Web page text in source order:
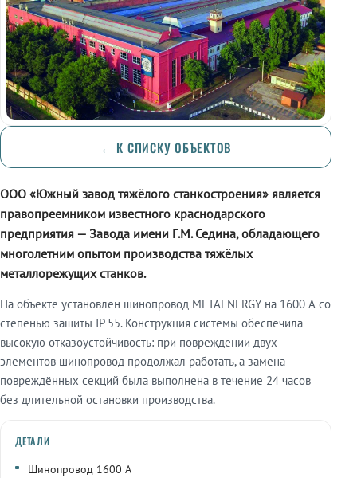
← К СПИСКУ ОБЪЕКТОВ
ООО «Южный завод тяжёлого станкостроения» является
правопреемником известного краснодарского
предприятия — Завода имени Г.М. Седина, обладающего
многолетним опытом производства тяжёлых
металлорежущих станков.
На объекте установлен шинопровод METAENERGY на 1600 А со
степенью защиты IP 55. Конструкция системы обеспечила
высокую отказоустойчивость: при повреждении двух
элементов шинопровод продолжал работать, а замена
повреждённых секций была выполнена в течение 24 часов
без длительной остановки производства.
ДЕТАЛИ
Шинопровод 1600 А